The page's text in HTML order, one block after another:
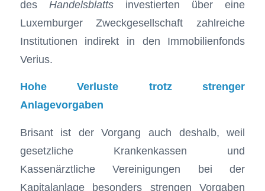
des Handelsblattsinvestierten über eine
Luxemburger Zweckgesellschaft zahlreiche
Institutionen indirekt in den Immobilienfonds
Verius.
Hohe Verluste trotz strenger
Anlagevorgaben
Brisant ist der Vorgang auch deshalb, weil
gesetzliche Krankenkassen und
Kassenärztliche Vereinigungen bei der
Kapitalanlage besonders strengen Vorgaben